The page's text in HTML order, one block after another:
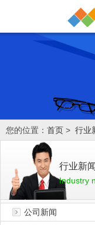
您的位置： 首页 > 行业
行业新闻
Industry
公司新闻